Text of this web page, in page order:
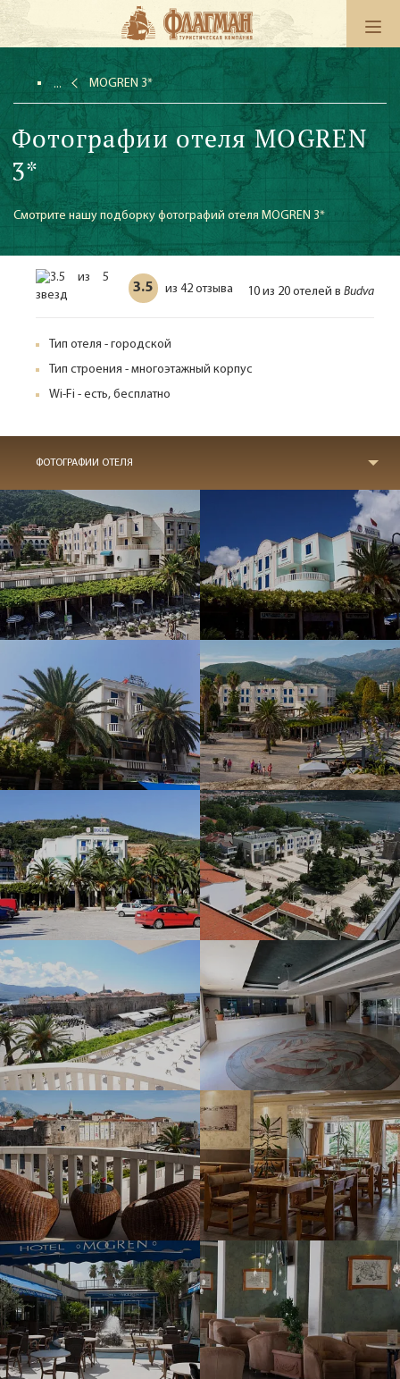
MOGREN 3*
Фотографии отеля MOGREN
3*
Смотрите нашу подборку фотографий отеля MOGREN 3*
3.5 из 42 отзыва 10 из 20 отелей в Budva
Тип отеля - городской
Тип строения - многоэтажный корпус
Wi-Fi - есть, бесплатно
ФОТОГРАФИИ ОТЕЛЯ